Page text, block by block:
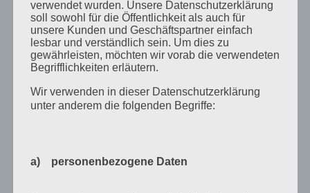
April 2011
März 2011
Februar 2011
Januar 2011
Dezember 2010
September 2010
verwendet wurden. Unsere Datenschutzerklärung
soll sowohl für die Öffentlichkeit als auch für
unsere Kunden und Geschäftspartner einfach
lesbar und verständlich sein. Um dies zu
gewährleisten, möchten wir vorab die verwendeten
Begrifflichkeiten erläutern.
Wir verwenden in dieser Datenschutzerklärung
unter anderem die folgenden Begriffe:
a) personenbezogene Daten